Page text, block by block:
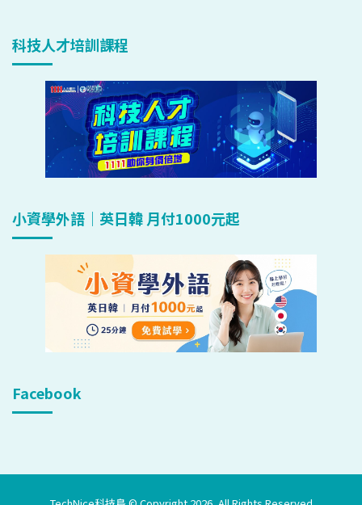
科技人才培訓課程
小資學外語｜英日韓 月付1000元起
Facebook